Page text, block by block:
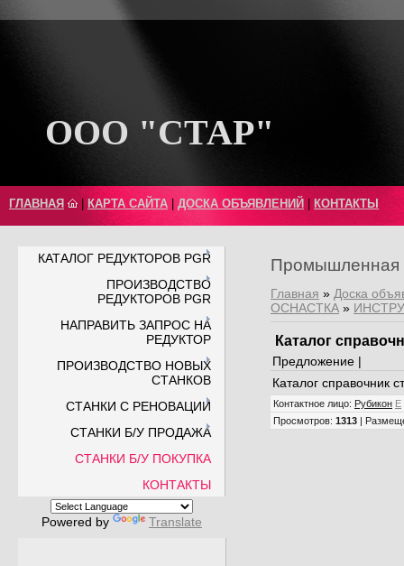
ООО "СТАР"
ГЛАВНАЯ КАРТА САЙТА ДОСКА ОБЪЯВЛЕНИЙ КОНТАКТЫ
КАТАЛОГ РЕДУКТОРОВ PGR
ПРОИЗВОДСТВО
РЕДУКТОРОВ PGR
НАПРАВИТЬ ЗАПРОС НА
РЕДУКТОР
ПРОИЗВОДСТВО НОВЫХ
СТАНКОВ
СТАНКИ С РЕНОВАЦИИ
СТАНКИ Б/У ПРОДАЖА
СТАНКИ Б/У ПОКУПКА
КОНТАКТЫ
Powered by Translate
Промышленная
Главная » Доска
ОСНАСТКА »
Каталог
Предложение |
Каталог справочник
Контактное лицо: Рубикон E
Просмотров: 1313